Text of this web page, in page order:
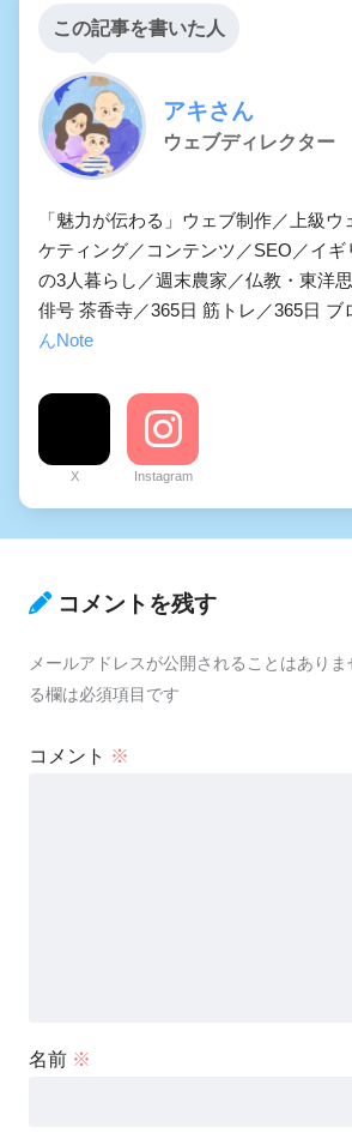
この記事を書いた人
アキさん
ウェブディレクター
「魅力が伝わる」ウェブ制作／上級
ケティング／コンテンツ／SEO／イ
の3人暮らし／週末農家／仏教・東洋
俳号 茶香寺／365日 筋トレ／365日 ブ
んNote
X Instagram
コメントを残す
メールアドレスが公開されることはありま
る欄は必須項目です
コメント ※
名前 ※